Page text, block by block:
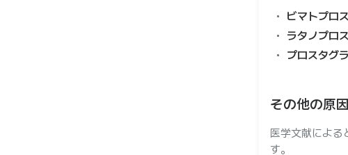
ビマトプロ
ラタノプロ
プロスタグ
その他の原
医学文献による
す。